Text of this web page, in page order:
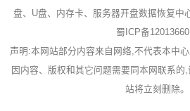
盘、U盘、内存卡、服务器开盘数据恢复中
蜀ICP备
声明:本网站部分内容来自网络,不代表本中
因内容、版权和其它问题需要同本网联系
站将立刻删除。